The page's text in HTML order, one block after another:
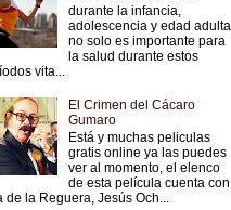
durante la infancia,
adolescencia y edad adulta,
no solo es importante para
la salud durante estos
vita...
El Crimen del Cácaro
Gumaro
Está y muchas peliculas
gratis online ya las puedes
ver al momento, el elenco
de esta película cuenta con
de la Reguera, Jesús Och...